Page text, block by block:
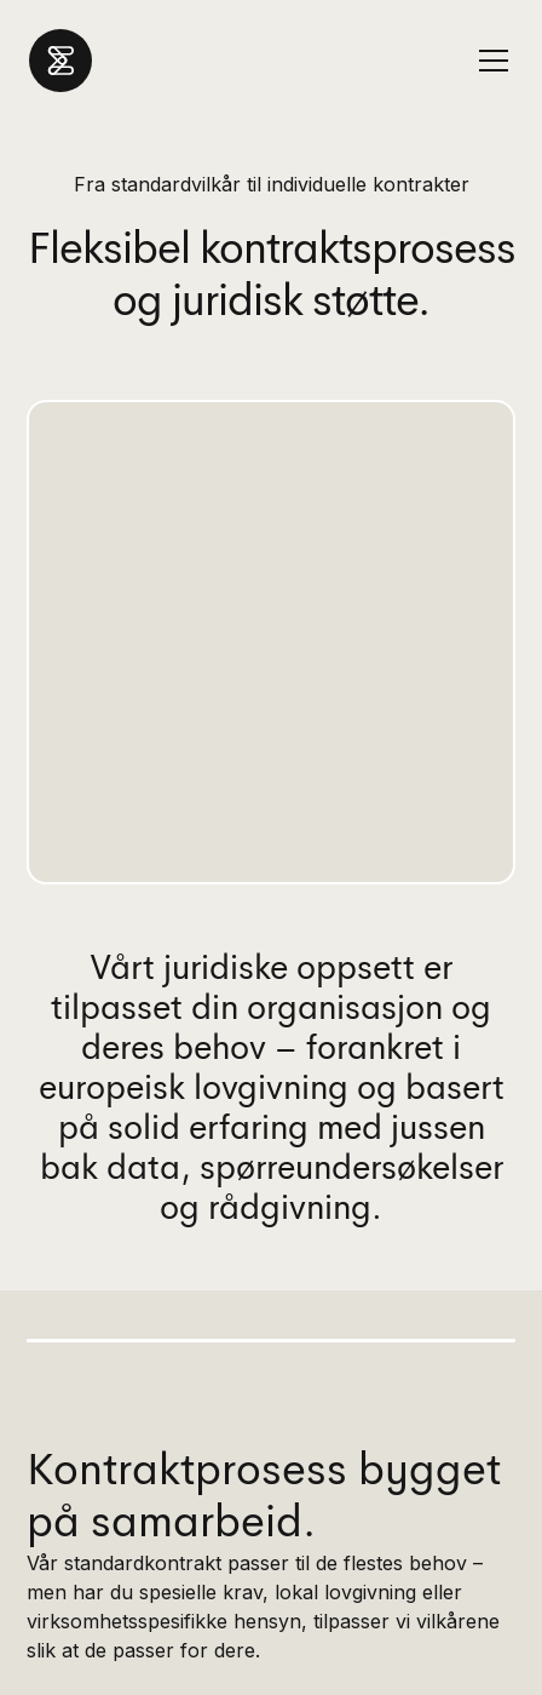
Fra standardvilkår til individuelle kontrakter
Fleksibel kontraktsprosess
og juridisk støtte.
Vårt juridiske oppsett er
tilpasset din organisasjon og
deres behov – forankret i
europeisk lovgivning og basert
på solid erfaring med jussen
bak data, spørreundersøkelser
og rådgivning.
Kontraktprosess bygget
på samarbeid.
Vår standardkontrakt passer til de flestes behov –
men har du spesielle krav, lokal lovgivning eller
virksomhetsspesifikke hensyn, tilpasser vi vilkårene
slik at de passer for dere.